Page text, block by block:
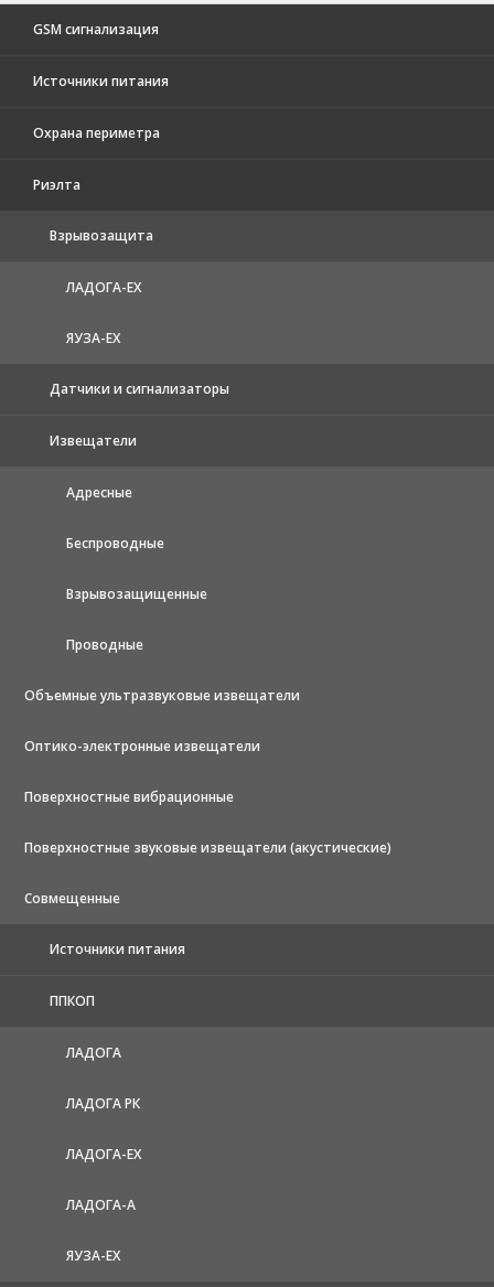
GSM сигнализация
Источники питания
Охрана периметра
Риэлта
Взрывозащита
ЛАДОГА-EX
ЯУЗА-ЕХ
Датчики и сигнализаторы
Извещатели
Адресные
Беспроводные
Взрывозащищенные
Проводные
Объемные ультразвуковые извещатели
Оптико-электронные извещатели
Поверхностные вибрационные
Поверхностные звуковые извещатели (акустические)
Совмещенные
Источники питания
ППКОП
ЛАДОГА
ЛАДОГА РК
ЛАДОГА-EX
ЛАДОГА-А
ЯУЗА-ЕХ